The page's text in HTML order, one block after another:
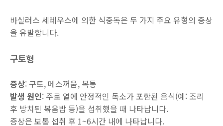
바실러스 세레우스에 의한 식중독은 두 가지 주요 유형의 증상
을 유발합니다.
구토형
증상: 구토, 메스꺼움, 복통
발생 원인: 주로 열에 안정적인 독소가 포함된 음식(예: 조리
후 방치된 볶음밥 등)을 섭취했을 때 나타납니다.
증상은 보통 섭취 후 1~6시간 내에 나타납니다.